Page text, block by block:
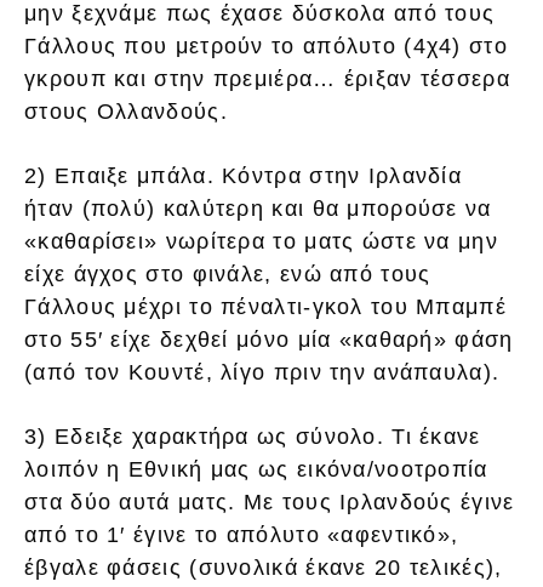
μην ξεχνάμε πως έχασε δύσκολα από τους
Γάλλους που μετρούν το απόλυτο (4χ4) στο
γκρουπ και στην πρεμιέρα… έριξαν τέσσερα
στους Ολλανδούς.
2) Επαιξε μπάλα. Κόντρα στην Ιρλανδία
ήταν (πολύ) καλύτερη και θα μπορούσε να
«καθαρίσει» νωρίτερα το ματς ώστε να μην
είχε άγχος στο φινάλε, ενώ από τους
Γάλλους μέχρι το πέναλτι-γκολ του Μπαμπέ
στο 55′ είχε δεχθεί μόνο μία «καθαρή» φάση
(από τον Κουντέ, λίγο πριν την ανάπαυλα).
3) Εδειξε χαρακτήρα ως σύνολο. Τι έκανε
λοιπόν η Εθνική μας ως εικόνα/νοοτροπία
στα δύο αυτά ματς. Με τους Ιρλανδούς έγινε
από το 1′ έγινε το απόλυτο «αφεντικό»,
έβγαλε φάσεις (συνολικά έκανε 20 τελικές),